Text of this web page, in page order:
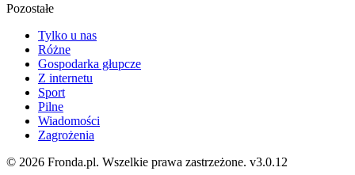
Pozostałe
Tylko u nas
Różne
Gospodarka głupcze
Z internetu
Sport
Pilne
Wiadomości
Zagrożenia
© 2026 Fronda.pl. Wszelkie prawa zastrzeżone. v3.0.12